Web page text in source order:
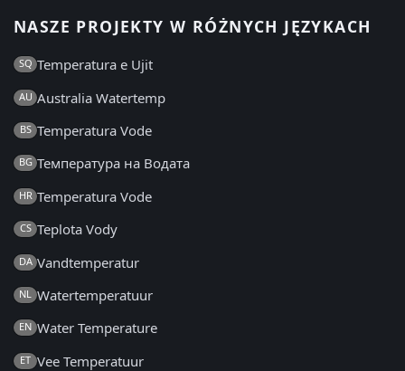
NASZE PROJEKTY W RÓŻNYCH JĘZYKACH
SQ Temperatura e Ujit
AU Australia Watertemp
BS Temperatura Vode
BG Температура на Водата
HR Temperatura Vode
CS Teplota Vody
DA Vandtemperatur
NL Watertemperatuur
EN Water Temperature
ET Vee Temperatuur